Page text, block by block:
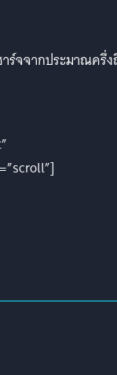
ร์จจากประมาณครึ่ง